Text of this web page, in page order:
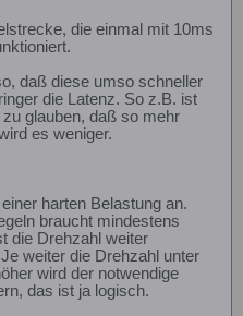
die einmal mit 10ms
daß diese umso schneller
die Latenz. So z.B. ist
glauben, daß so mehr
es weniger.
harten Belastung an.
braucht mindestens
die Drehzahl weiter
weiter die Drehzahl unter
wird der notwendige
das ist ja logisch.